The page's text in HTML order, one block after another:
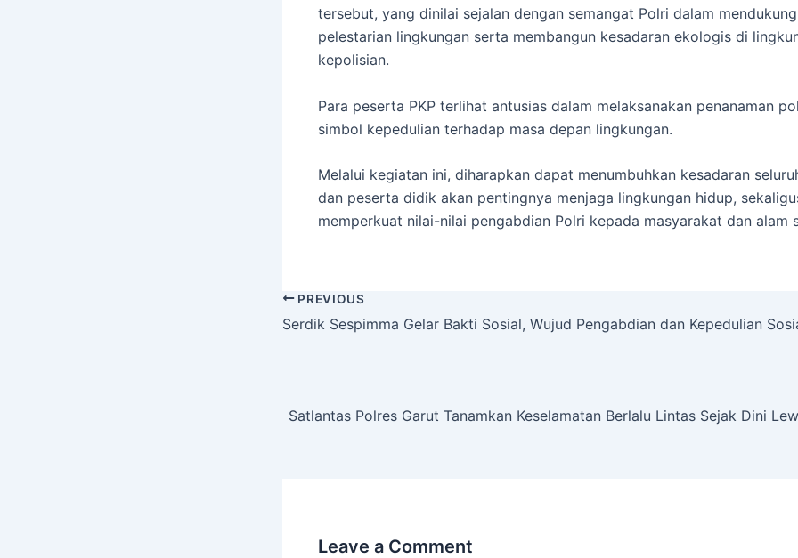
tersebut, yang dinilai sejalan dengan semangat Polri dalam
pelestarian lingkungan serta membangun kesadaran ekologis di
kepolisian.
Para peserta PKP terlihat antusias dalam melaksanakan penanaman
simbol kepedulian terhadap masa depan lingkungan.
Melalui kegiatan ini, diharapkan dapat menumbuhkan kesadaran
dan peserta didik akan pentingnya menjaga lingkungan hidup,
memperkuat nilai-nilai pengabdian Polri kepada masyarakat dan alam
PREVIOUS
Serdik Sespimma Gelar Bakti Sosial, Wujud Pengabdian dan Kepedulian
Satlantas Polres Garut Tanamkan Keselamatan Berlalu Lintas Sejak Dini
Leave a Comment